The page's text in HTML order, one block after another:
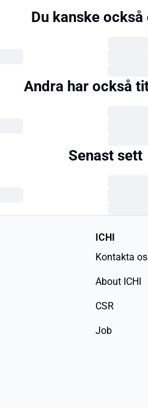
Du kanske också
Andra har också
Senast sett
ICHI
Kontakta
About ICHI
CSR
Job